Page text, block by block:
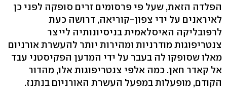
הפלדה הזאת, שעל פי פרסומים זרים סופקה לפני כן
לאיראנים על ידי צפון-קוריאה, דרושה כעת
לרפובליקה האיסלאמית בניסיונותיה לייצר
צנטריפוגות מודרניות ומהירות יותר להעשרת אורניום
מאלו שסופקו לה בעבר על ידי המדען הפקיסטני עבד
אל קאדר חאן. כמה אלפי צנטריפוגות אלו, מהדור
הקודם, מופעלות במפעל העשרת האורניום בנתנז.